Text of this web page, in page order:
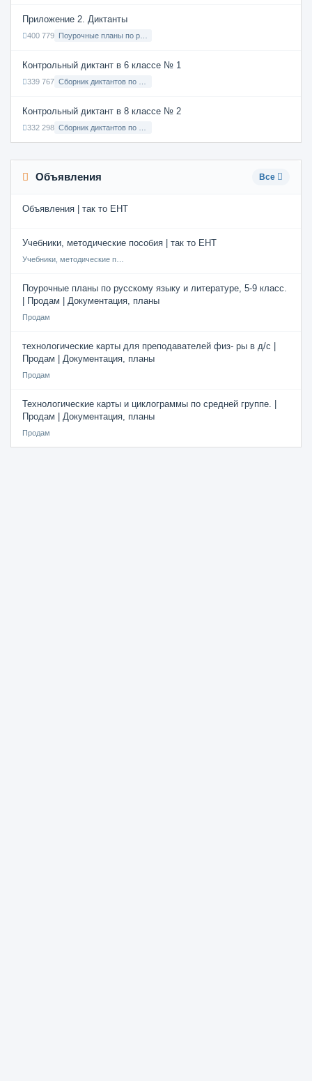
Приложение 2. Диктанты
400 779
Контрольный диктант в 6 классе № 1
339 767
Контрольный диктант в 8 классе № 2
332 298
Объявления Все
Объявления | так то ЕНТ
Учебники, методические пособия | так то ЕНТ
Поурочные планы по русскому языку и литературе, 5-9 класс.
| Продам | Документация, планы
Продам
технологические карты для преподавателей физ- ры в д/с |
Продам | Документация, планы
Продам
Технологические карты и циклограммы по средней группе. |
Продам | Документация, планы
Продам